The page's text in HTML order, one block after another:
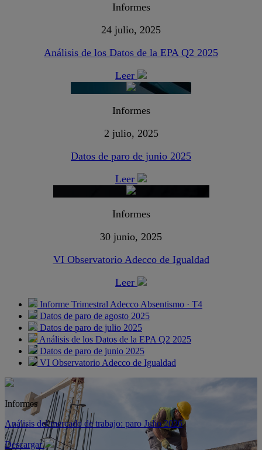
Informes
24 julio, 2025
Análisis de los Datos de la EPA Q2 2025
Leer
Informes
2 julio, 2025
Datos de paro de junio 2025
Leer
Informes
30 junio, 2025
VI Observatorio Adecco de Igualdad
Leer
Informe Trimestral Adecco Absentismo · T4
Datos de paro de agosto 2025
Datos de paro de julio 2025
Análisis de los Datos de la EPA Q2 2025
Datos de paro de junio 2025
VI Observatorio Adecco de Igualdad
Informes
Análisis del mercado de trabajo: paro Julio 2026
Descargar